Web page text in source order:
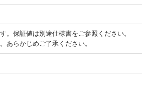
保証値は別途仕様書をご参照ください。
あらかじめご了承ください。